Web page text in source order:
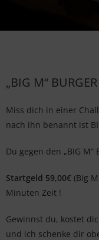
„BIG M“
Miss dich in einer
nach ihn benannt ist
Du gegen den „BIG M“
Startgeld 59,00€ (Big
Minuten Zeit !
Gewinnst du, kostet
und ich schenke dir